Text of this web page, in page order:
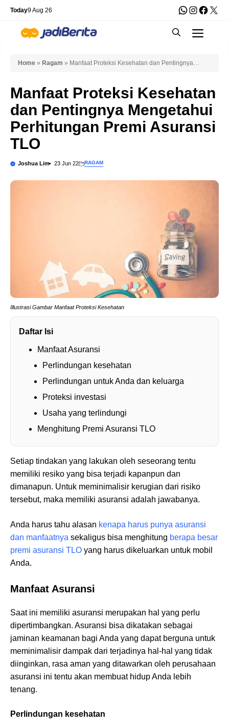
Skip
content
Today9 Aug 26 WhatsApp
X
Home » Ragam » Manfaat Proteksi Kesehatan dan Pentingnya
Manfaat Proteksi Kesehatan
dan Pentingnya Mengetahui
Perhitungan Premi Asuransi
TLO
Joshua Lim 23 Jun 22 RAGAM
Illustrasi Gambar Manfaat Proteksi Kesehatan
Daftar Isi
Manfaat Asuransi
Perlindungan kesehatan
Perlindungan untuk Anda dan keluarga
Proteksi investasi
Usaha yang terlindungi
Menghitung Premi Asuransi TLO
Setiap tindakan yang lakukan oleh seseorang tentu
memiliki resiko yang bisa terjadi kapanpun dan
dimanapun. Untuk meminimalisir kerugian dari risiko
tersebut, maka memiliki asuransi adalah jawabanya.
Anda harus tahu alasan kenapa harus punya asuransi
dan manfaatnya sekaligus bisa menghitung berapa besar
premi asuransi TLO yang harus dikeluarkan untuk mobil
Anda.
Manfaat Asuransi
Saat ini memiliki asuransi merupakan hal yang perlu
dipertimbangkan. Asuransi bisa dikatakan sebagai
jaminan keamanan bagi Anda yang dapat berguna untuk
meminimalisir dampak dari terjadinya hal-hal yang tidak
diinginkan, rasa aman yang ditawarkan oleh perusahaan
asuransi ini tentu akan membuat hidup Anda lebih
tenang.
Perlindungan kesehatan